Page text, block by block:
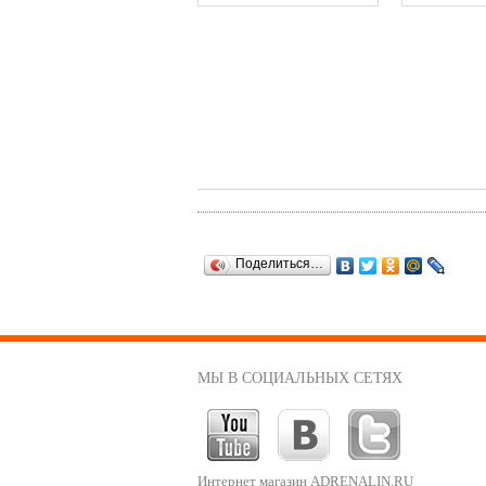
Поделиться…
МЫ В СОЦИАЛЬНЫХ СЕТЯХ
Интернет магазин ADRENALIN.RU